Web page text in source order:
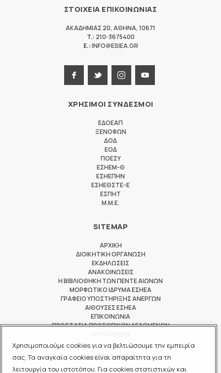
Χρησιμοποιούμε cookies για να βελτιώσουμε την εμπειρία
σας. Τα αναγκαία cookies είναι απαραίτητα για τη
λειτουργία του ιστοτόπου. Για cookies στατιστικών και
ΣΤΟΙΧΕΙΑ ΕΠΙΚΟΙΝΩΝΙΑΣ
ΑΚΑΔΗΜΙΑΣ 20, ΑΘΗΝΑ, 10671
T.: 210-3675400
E.:INFO@ESIEA.GR
ΧΡΗΣΙΜΟΙ ΣΥΝΔΕΣΜΟΙ
ΕΔΟΕΑΠ
ΞΕΝΟΦΩΝ
ΔΟΔ
ΕΟΔ
ΠΟΕΣΥ
ΕΣΗΕΜ-Θ
ΕΣΗΕΠΗΝ
ΕΣΗΕΘΣΤΕ-Ε
ΕΣΠΗΤ
M.M.E.
SITEMAP
ΑΡΧΙΚΗ
ΔΙΟΙΚΗΤΙΚΗ ΟΡΓΑΝΩΣΗ
ΕΚΔΗΛΩΣΕΙΣ
ΑΝΑΚΟΙΝΩΣΕΙΣ
Η ΒΙΒΛΙΟΘΗΚΗ ΤΩΝ ΠΕΝΤΕ ΑΙΩΝΩΝ
ΜΟΡΦΩΤΙΚΟ ΙΔΡΥΜΑ ΕΣΗΕΑ
ΓΡΑΦΕΙΟ ΥΠΟΣΤΗΡΙΞΗΣ ΑΝΕΡΓΩΝ
ΑΙΘΟΥΣΕΣ ΕΣΗΕΑ
ΕΠΙΚΟΙΝΩΝΙΑ
ΠΡΟΣΤΑΣΙΑ ΠΡΟΣΩΠΙΚΩΝ ΔΕΔΟΜΕΝΩΝ
ΜΕΛΟΣ ΤΩΝ